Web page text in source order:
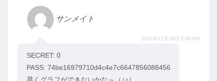
サンメイト
2011年11月18日 6:38 PM
SECRET: 0
PASS: 74be16979710d4c4e7c6647856088456